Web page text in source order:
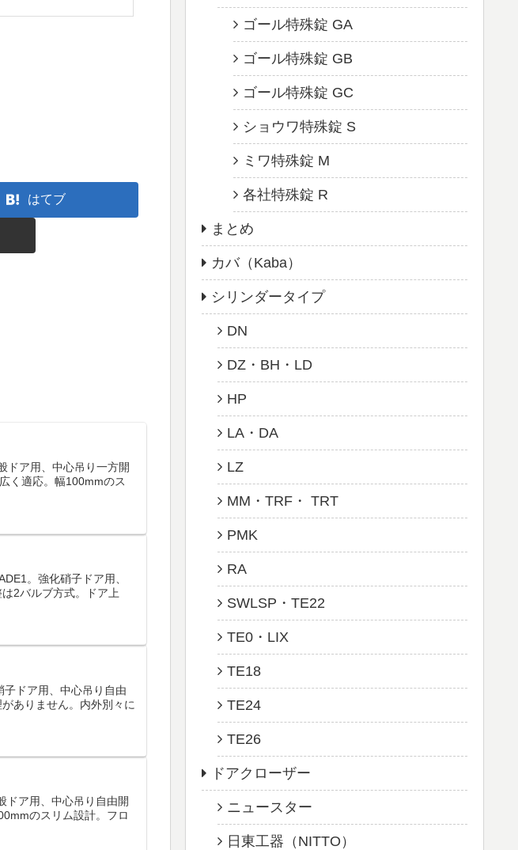
はてブ
ドア用、中心吊り一方開
く適応。幅100mmのス
。強化硝子ドア用、
2バルブ方式。ドア上
ドア用、中心吊り自由
ありません。内外別々に
ドア用、中心吊り自由開
のスリム設計。フロ
ゴール特殊錠 GA
ゴール特殊錠 GB
ゴール特殊錠 GC
ショウワ特殊錠 S
ミワ特殊錠 M
各社特殊錠 R
まとめ
カバ（Kaba）
シリンダータイプ
DN
DZ・BH・LD
HP
LA・DA
LZ
MM・TRF・ TRT
PMK
RA
SWLSP・TE22
TE0・LIX
TE18
TE24
TE26
ドアクローザー
ニュースター
日東工器（NITTO）